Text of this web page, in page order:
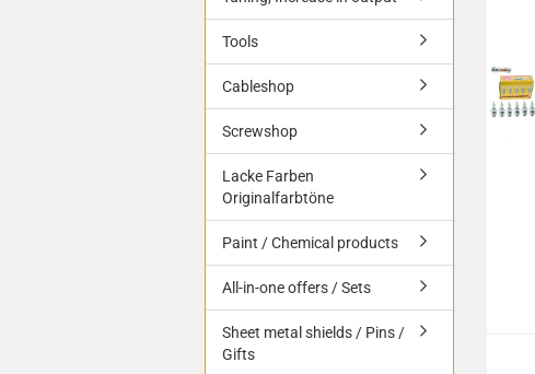
Tools
Cableshop
Screwshop
Lacke Farben
Originalfarbtöne
Paint / Chemical products
All-in-one offers / Sets
Sheet metal shields / Pins /
Gifts